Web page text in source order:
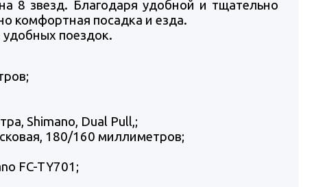
8 звезд. Благодаря удобной и тщательно
комфортная посадка и езда.
поездок.
Shimano, Dual Pull,;
180/160 миллиметров;
FC-TY701;